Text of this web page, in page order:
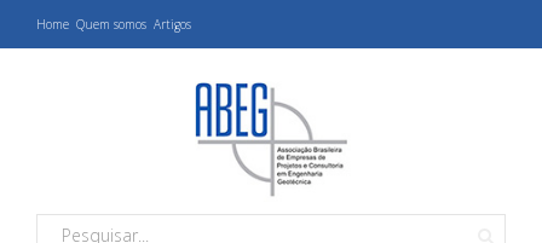
Home Quem somos Artigos